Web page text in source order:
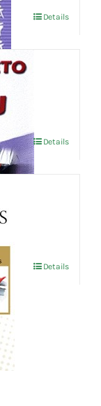
Details
Details
Details